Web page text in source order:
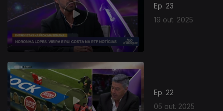
Ep. 23
19 out. 2025
Ep. 22
05 out. 2025